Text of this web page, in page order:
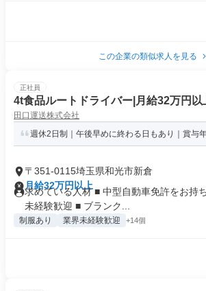
この企業の類似求人を見る
正社員
4t食品ルートドライバー|月給32万円以
田口運送株式会社
週休2日制｜午後早めに終わる日もあり｜賞与
〒351-0115埼玉県和光市新倉
月給32万円以上
求めている人材 ■ 中型自動車免許をお持
未経験歓迎 ■ ブランク...
制服あり 業界未経験歓迎 +14個